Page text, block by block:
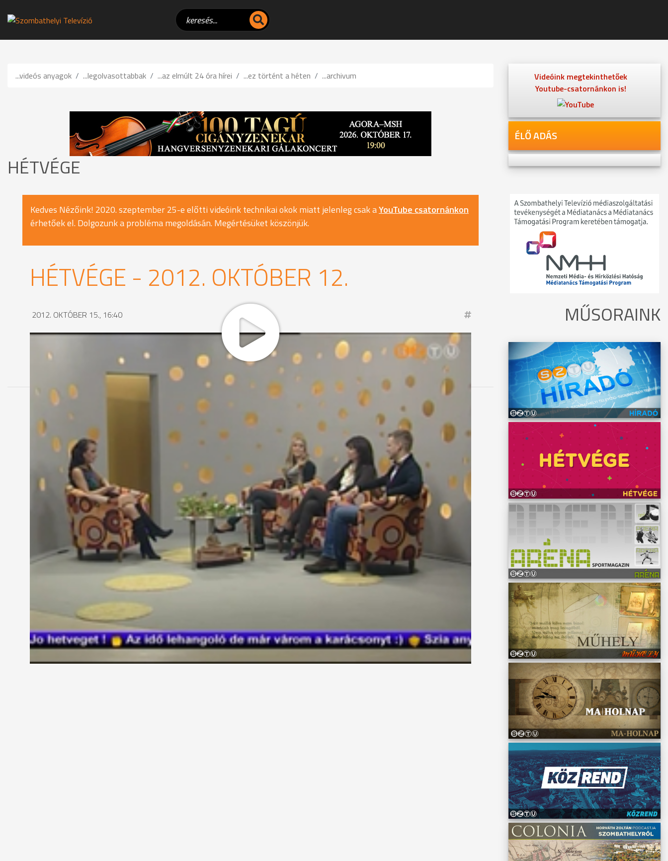
...videós anyagok ...legolvasottabbak ...az elmúlt 24 óra hírei ...ez történt a héten ...archivum
HÉTVÉGE
Kedves Nézőink! 2020. szeptember 25-e előtti videóink technikai okok miatt jelenleg csak aYouTube csatornánkon
érhetőek el. Dolgozunk a probléma megoldásán. Megértésüket köszönjük.
HÉTVÉGE - 2012. OKTÓBER 12.
2012. OKTÓBER 15., 16:40
MEGOSZTÁS
Videóink megtekinthetőek
Youtube-csatornánkon is!
ÉLŐ ADÁS
MŰSORAINK